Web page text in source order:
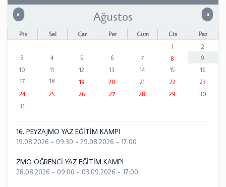
« Önceki »
Ağustos
Pts Sal Çar Per Cum Cts
Paz
1
2
3
4 5 6 7 8
9
10
11 12 13 14 15
16
17
18 19 20 21 22
23
24
25 26 27 28 29
30
31
16. PEYZAJMO YAZ EĞİTİM KAMPI
19.08.2026 - 09:30 - 29.08.2026 - 17:00
ZMO ÖĞRENCİ YAZ EĞİTİM KAMPI
28.08.2026 - 09:00 - 03.09.2026 - 17:00